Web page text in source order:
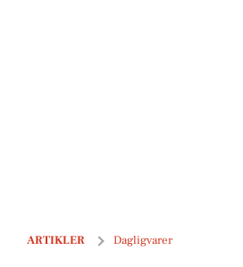
ARTIKLER Dagligvarer
Salling iskasse til kun 20 kr. og